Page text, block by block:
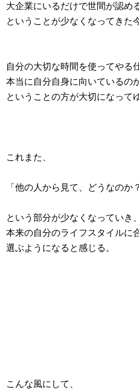
大企業にいるだけで世間が認める
ということが少なくなってきた今
自分の大切な時間を使ってやる
本当に自分自身に向いているの
ということの方が大切になって
これまた、
「他の人から見て、どうなのか
という部分が少なくなっていき、
本来の自分のライフスタイルに
選ぶようになると感じる。
こんな風にして、